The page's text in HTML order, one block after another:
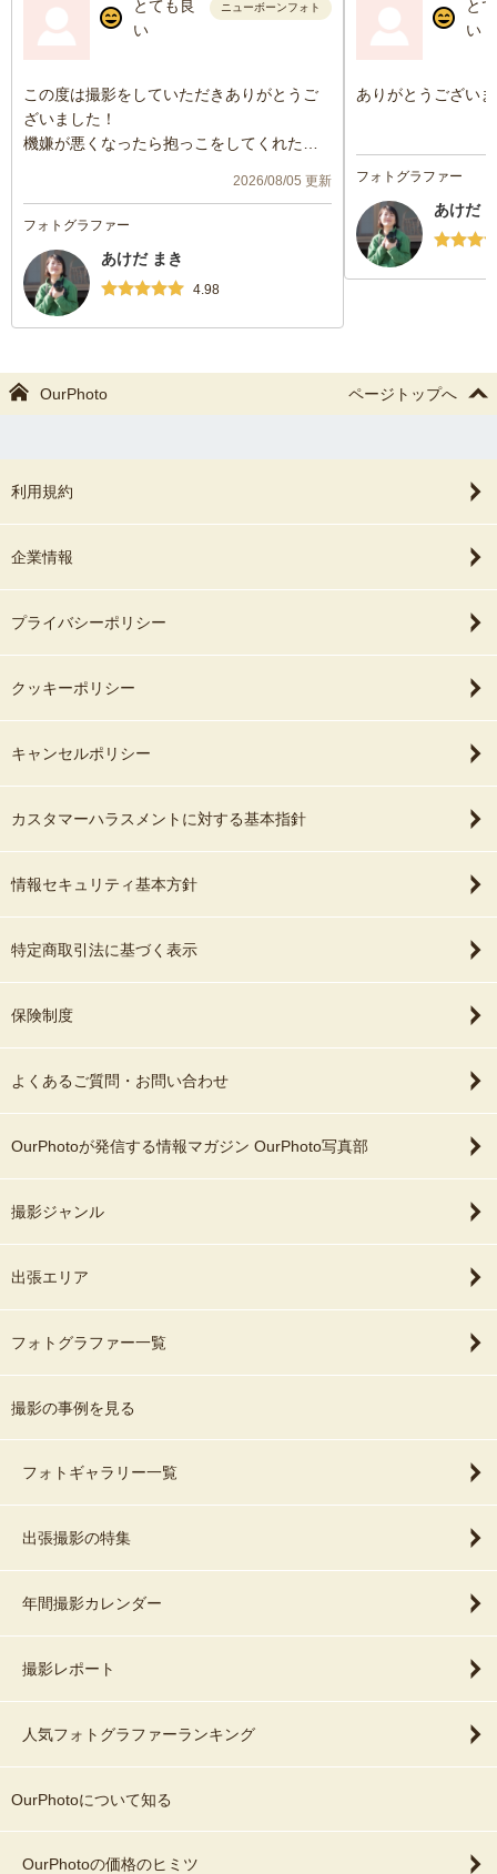
とても良
い
ニューボーンフォト
この度は撮影をしていただきありがとうご
ざいました！
機嫌が悪くなったら抱っこをしてくれた
撮影の小物もたくさん用意していただきま
また機会があればお願いしたいです！
2026/08/05 更新
フォトグラファー
あけだ まき
4.98
と
い
ありがとうござい
フォトグラファー
あけだ
OurPhoto ページトップへ
利用規約
企業情報
プライバシーポリシー
クッキーポリシー
キャンセルポリシー
カスタマーハラスメントに対する基本指針
情報セキュリティ基本方針
特定商取引法に基づく表示
保険制度
よくあるご質問・お問い合わせ
OurPhotoが発信する情報マガジン OurPhoto写真部
撮影ジャンル
出張エリア
フォトグラファー一覧
撮影の事例を見る
フォトギャラリー一覧
出張撮影の特集
年間撮影カレンダー
撮影レポート
人気フォトグラファーランキング
OurPhotoについて知る
OurPhotoの価格のヒミツ